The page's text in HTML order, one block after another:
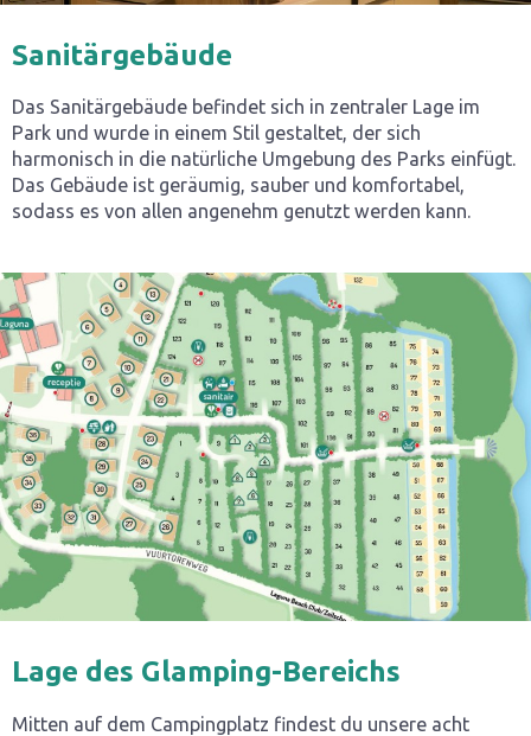
Sanitärgebäude
Das Sanitärgebäude befindet sich in zentraler Lage im
Park und wurde in einem Stil gestaltet, der sich
harmonisch in die natürliche Umgebung des Parks einfügt.
Das Gebäude ist geräumig, sauber und komfortabel,
sodass es von allen angenehm genutzt werden kann.
Lage des Glamping-Bereichs
Mitten auf dem Campingplatz findest du unsere acht